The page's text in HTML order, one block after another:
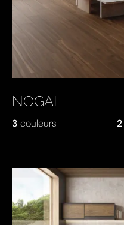
NOGAL
3 couleurs 2